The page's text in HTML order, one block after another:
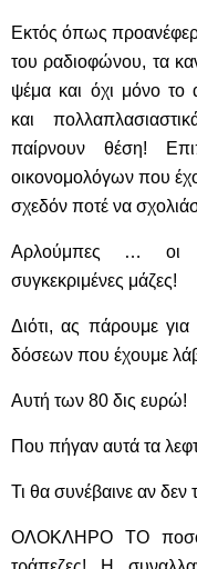
Εκτός όπως
του ραδιοφώνου, τα
ψέμα και όχι μόνο το
και
παίρνουν θέση!
οικονομολόγων που
σχεδόν ποτέ να
Αρλούμπες … οι
συγκεκριμένες μάζες!
Διότι, ας πάρουμε
δόσεων που έχουμε
Αυτή των 80 δις ευρώ!
Που πήγαν αυτά τα
Τι θα συνέβαινε αν δεν
ΟΛΟΚΛΗΡΟ ΤΟ ποσό